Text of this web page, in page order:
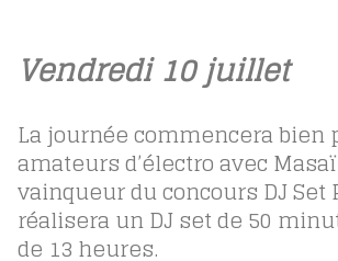
Vendredi 10 juillet
La journée commencera bien
amateurs d’électro avec Masa
vainqueur du concours DJ Set
réalisera un DJ set de 50
de 13 heures.